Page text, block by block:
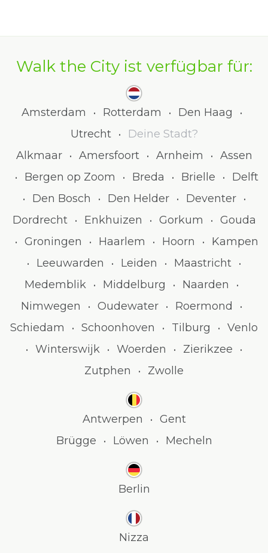
Walk the City ist verfügbar für:
Amsterdam • Rotterdam • Den Haag •
Utrecht •
Deine Stadt?
Alkmaar
• Amersfoort • Arnheim • Assen
• Bergen op Zoom • Breda • Brielle • Delft
• Den Bosch • Den Helder • Deventer •
Dordrecht • Enkhuizen • Gorkum • Gouda
• Groningen • Haarlem • Hoorn • Kampen
• Leeuwarden • Leiden • Maastricht •
Medemblik • Middelburg • Naarden •
Nimwegen • Oudewater • Roermond •
Schiedam • Schoonhoven • Tilburg • Venlo
• Winterswijk • Woerden • Zierikzee •
Zutphen • Zwolle
Antwerpen •
Gent
Brügge
• Löwen • Mecheln
Berlin
Nizza